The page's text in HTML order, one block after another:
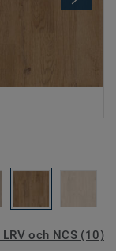
och NCS (10)